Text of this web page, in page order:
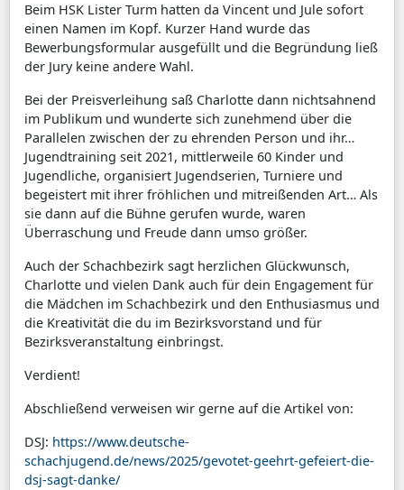
Beim HSK Lister Turm hatten da Vincent und Jule sofort
einen Namen im Kopf. Kurzer Hand wurde das
Bewerbungsformular ausgefüllt und die Begründung ließ
der Jury keine andere Wahl.
Bei der Preisverleihung saß Charlotte dann nichtsahnend
im Publikum und wunderte sich zunehmend über die
Parallelen zwischen der zu ehrenden Person und ihr…
Jugendtraining seit 2021, mittlerweile 60 Kinder und
Jugendliche, organisiert Jugendserien, Turniere und
begeistert mit ihrer fröhlichen und mitreißenden Art… Als
sie dann auf die Bühne gerufen wurde, waren
Überraschung und Freude dann umso größer.
Auch der Schachbezirk sagt herzlichen Glückwunsch,
Charlotte und vielen Dank auch für dein Engagement für
die Mädchen im Schachbezirk und den Enthusiasmus und
die Kreativität die du im Bezirksvorstand und für
Bezirksveranstaltung einbringst.
Verdient!
Abschließend verweisen wir gerne auf die Artikel von:
DSJ: https://www.deutsche-
schachjugend.de/news/2025/gevotet-geehrt-gefeiert-die-
dsj-sagt-danke/